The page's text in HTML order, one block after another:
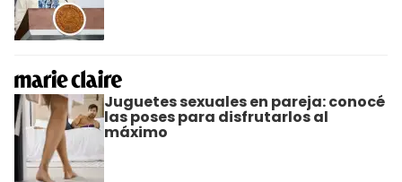
Juguetes sexuales en pareja: conocé
las poses para disfrutarlos al
máximo